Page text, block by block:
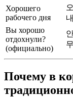
Хорошего
рабочего дня
Вы хорошо
отдохнули?
(официально)
Почему в